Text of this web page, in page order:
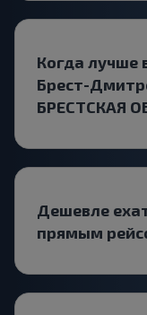
Когда лучше
Брест-
БРЕСТСКАЯ
Дешевле
прямым